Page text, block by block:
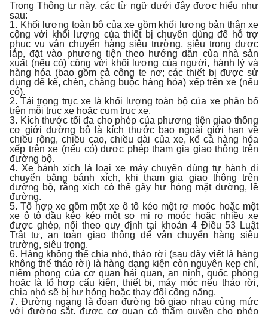
Trong Thông tư này, các từ ngữ dưới đây được hiểu như
sau:
1. Khối lượng toàn bộ của xe gồm khối lượng bản thân xe
cộng với khối lượng của thiết bị chuyên dùng để hỗ trợ
phục vụ vận chuyển hàng siêu trường, siêu trọng được
lắp, đặt vào phương tiện theo hướng dẫn của nhà sản
xuất (nếu có) cộng với khối lượng của người, hành lý và
hàng hóa (bao gồm cả công te nơ; các thiết bị được sử
dụng để kê, chèn, chằng buộc hàng hóa) xếp trên xe (nếu
có).
2. Tải trọng trục xe là khối lượng toàn bộ của xe phân bố
trên mỗi trục xe hoặc cụm trục xe.
3. Kích thước tối đa cho phép của phương tiện giao thông
cơ giới đường bộ là kích thước bao ngoài giới hạn về
chiều rộng, chiều cao, chiều dài của xe, kể cả hàng hóa
xếp trên xe (nếu có) được phép tham gia giao thông trên
đường bộ.
4. Xe bánh xích là loại xe máy chuyên dùng tự hành di
chuyển bằng bánh xích, khi tham gia giao thông trên
đường bộ, răng xích có thể gây hư hỏng mặt đường, lề
đường.
5. Tổ hợp xe gồm một xe ô tô kéo một rơ moóc hoặc một
xe ô tô đầu kéo kéo một sơ mi rơ moóc hoặc nhiều xe
được ghép, nối theo quy định tại khoản 4 Điều 53 Luật
Trật tự, an toàn giao thông để vận chuyển hàng siêu
trường, siêu trọng.
6. Hàng không thể chia nhỏ, tháo rời (sau đây viết là hàng
không thể tháo rời) là hàng dạng kiện còn nguyên kẹp chì,
niêm phong của cơ quan hải quan, an ninh, quốc phòng
hoặc là tổ hợp cấu kiện, thiết bị, máy móc nếu tháo rời,
chia nhỏ sẽ bị hư hỏng hoặc thay đổi công năng.
7. Đường ngang là đoạn đường bộ giao nhau cùng mức
với đường sắt, được cơ quan có thẩm quyền cho phép